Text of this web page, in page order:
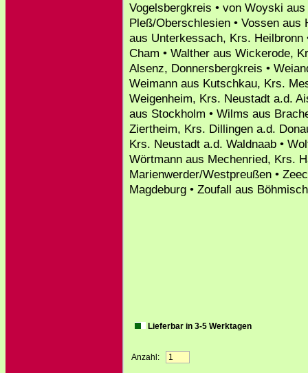
Vogelsbergkreis • von Woyski
Pleß/Oberschlesien • Vossen aus
aus Unterkessach, Krs. Heilbronn
Cham • Walther aus Wickerode,
Alsenz, Donnersbergkreis •
Weimann aus Kutschkau, Krs.
Weigenheim, Krs. Neustadt a.d.
aus Stockholm • Wilms aus
Ziertheim, Krs. Dillingen a.d.
Krs. Neustadt a.d. Waldnaab •
Wörtmann aus Mechenried, Krs.
Marienwerder/Westpreußen •
Magdeburg • Zoufall aus
Lieferbar in 3-5 Werktagen
Anzahl: